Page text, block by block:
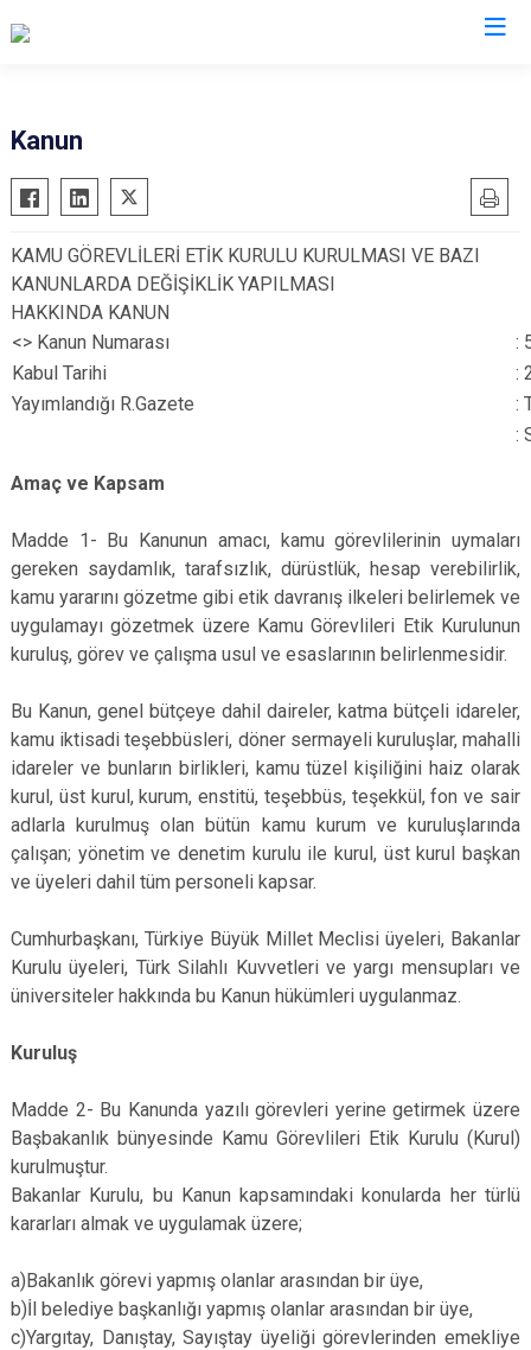
Akyurt
Altındağ
Ayaş
Bala
Beypazarı
Çamlıdere
Çankaya
Elmadağ
Evren
Gölbaşı
Güdül
Kahramankazan
Keçiören
Yenimahalle
Pursaklar
Kanun
KAMU GÖREVLİLERİ ETİK KURULU KURULMASI VE BAZI
KANUNLARDA DEĞİŞİKLİK YAPILMASI
HAKKINDA KANUN
<> Kanun Numarası
:
Kabul Tarihi
:
Yayımlandığı R.Gazete
:
:
Amaç ve Kapsam
Madde 1- Bu Kanunun amacı, kamu görevlilerinin uymaları
gereken saydamlık, tarafsızlık, dürüstlük, hesap verebilirlik,
kamu yararını gözetme gibi etik davranış ilkeleri belirlemek ve
uygulamayı gözetmek üzere Kamu Görevlileri Etik Kurulunun
kuruluş, görev ve çalışma usul ve esaslarının belirlenmesidir.
Bu Kanun, genel bütçeye dahil daireler, katma bütçeli idareler,
kamu iktisadi teşebbüsleri, döner sermayeli kuruluşlar, mahalli
idareler ve bunların birlikleri, kamu tüzel kişiliğini haiz olarak
kurul, üst kurul, kurum, enstitü, teşebbüs, teşekkül, fon ve sair
adlarla kurulmuş olan bütün kamu kurum ve kuruluşlarında
çalışan; yönetim ve denetim kurulu ile kurul, üst kurul başkan
ve üyeleri dahil tüm personeli kapsar.
Cumhurbaşkanı, Türkiye Büyük Millet Meclisi üyeleri, Bakanlar
Kurulu üyeleri, Türk Silahlı Kuvvetleri ve yargı mensupları ve
üniversiteler hakkında bu Kanun hükümleri uygulanmaz.
Kuruluş
Madde 2- Bu Kanunda yazılı görevleri yerine getirmek üzere
Başbakanlık bünyesinde Kamu Görevlileri Etik Kurulu (Kurul)
kurulmuştur.
Bakanlar Kurulu, bu Kanun kapsamındaki konularda her türlü
kararları almak ve uygulamak üzere;
a)Bakanlık görevi yapmış olanlar arasından bir üye,
b)İl belediye başkanlığı yapmış olanlar arasından bir üye,
c)Yargıtay, Danıştay, Sayıştay üyeliği görevlerinden emekliye